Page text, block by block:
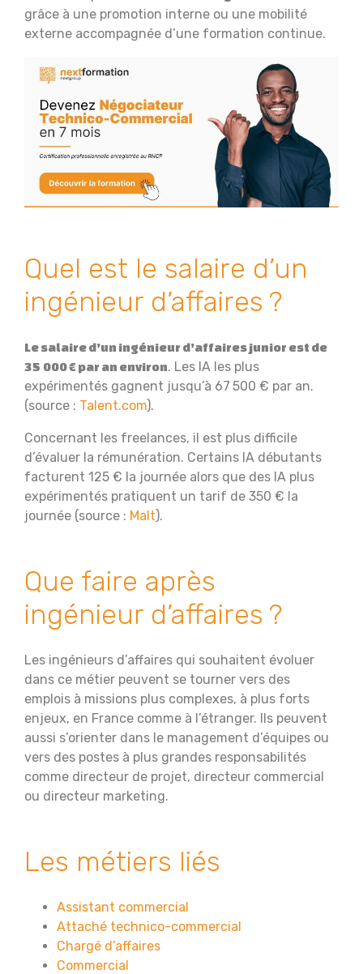
grâce à une promotion interne ou une mobilité
externe accompagnée d’une formation continue.
Quel est le salaire d’un
ingénieur d’affaires ?
Le salaire d’un ingénieur d’affaires junior est de
35 000 € par an environ. Les IA les plus
expérimentés gagnent jusqu’à 67 500 € par an.
(source : Talent.com).
Concernant les freelances, il est plus difficile
d’évaluer la rémunération. Certains IA débutants
facturent 125 € la journée alors que des IA plus
expérimentés pratiquent un tarif de 350 € la
journée (source : Malt).
Que faire après
ingénieur d’affaires ?
Les ingénieurs d’affaires qui souhaitent évoluer
dans ce métier peuvent se tourner vers des
emplois à missions plus complexes, à plus forts
enjeux, en France comme à l’étranger. Ils peuvent
aussi s’orienter dans le management d’équipes ou
vers des postes à plus grandes responsabilités
comme directeur de projet, directeur commercial
ou directeur marketing.
Les métiers liés
Assistant commercial
Attaché technico-commercial
Chargé d’affaires
Commercial